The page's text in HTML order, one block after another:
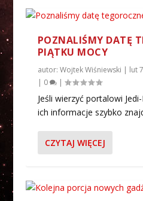
POZNALIŚMY DATĘ
PIĄTKU MOCY
autor: Wojtek Wiśniewski | lut
| 0 |
Jeśli wierzyć portalowi
ich informacje szybko
CZYTAJ WIĘCEJ